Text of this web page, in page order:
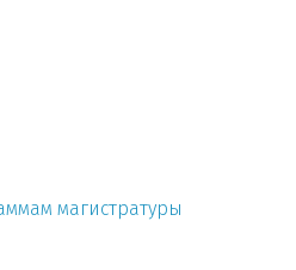
магистратуры